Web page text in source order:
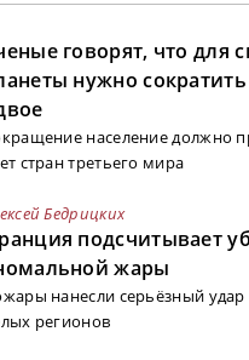
говорят, что для
нужно
население должно
стран третьего мира
Бедрицких
подсчитывает
жары
нанесли серьёзный
регионов